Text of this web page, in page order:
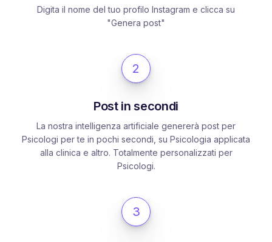
Digita il nome del tuo profilo Instagram e clicca su
"Genera post"
2
Post in secondi
La nostra intelligenza artificiale genererà post per
Psicologi per te in pochi secondi, su Psicologia applicata
alla clinica e altro. Totalmente personalizzati per
Psicologi.
3